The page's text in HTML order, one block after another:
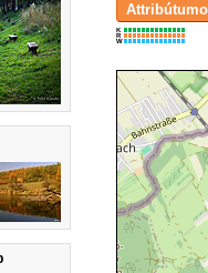
K
R
W